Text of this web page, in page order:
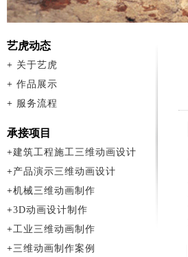
艺虎动态
+ 关于艺虎
+ 作品展示
+ 服务流程
承接项目
+建筑工程施工三维动画设计
+产品演示三维动画设计
+机械三维动画制作
+3D动画设计制作
+工业三维动画制作
+三维动画制作案例